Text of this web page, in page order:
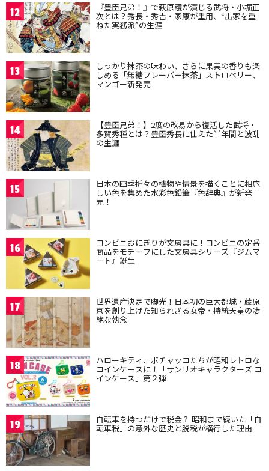
12 『豊臣兄弟！』で萩原護が演じる武将・小堀正
次とは？秀長・秀吉・家康が重用、“出家を重
ねた実務派”の生涯
13 しっかり抹茶の味わい、さらに果実の香りも楽
しめる「無糖フレーバー抹茶」ストロベリー、
マンゴー新発売
14 【豊臣兄弟！】2度の改易から復活した武将・
多賀秀種とは？豊臣秀長に仕えた半年間と波乱
の生涯
15 日本の四季折々の植物や情景を描くことに相応
しい色を集めた水彩色鉛筆『色辞典』が新発
売！
16 コンビニおにぎりが文房具に！コンビニの定番
商品をモチーフにした文房具シリーズ『ジムマ
ート』誕生
17 世界遺産決定で脚光！日本初の巨大都城・藤原
京を創り上げた知られざる女帝・持統天皇の凄
絶な執念
18 ハローキティ、ポチャッコたちが昭和レトロな
コインケースに！「サンリオキャラクターズ コ
インケース」第２弾
19 自転車を持つだけで税金？ 昭和まで続いた「自
転車税」の意外な歴史と脱税が横行した理由